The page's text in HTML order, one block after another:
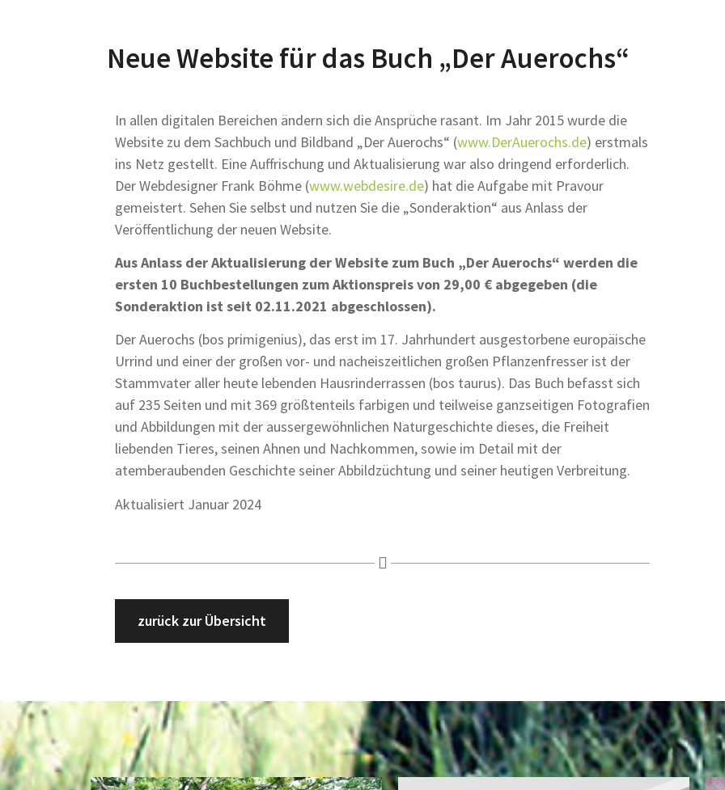
Neue Website für das Buch „Der Auerochs“
In allen digitalen Bereichen ändern sich die Ansprüche rasant. Im Jahr 2015 wurde die
Website zu dem Sachbuch und Bildband „Der Auerochs“ (www.DerAuerochs.de) erstmals
ins Netz gestellt. Eine Auffrischung und Aktualisierung war also dringend erforderlich.
Der Webdesigner Frank Böhme (www.webdesire.de) hat die Aufgabe mit Pravour
gemeistert. Sehen Sie selbst und nutzen Sie die „Sonderaktion“ aus Anlass der
Veröffentlichung der neuen Website.
Aus Anlass der Aktualisierung der Website zum Buch „Der Auerochs“ werden die
ersten 10 Buchbestellungen zum Aktionspreis von 29,00 € abgegeben (die
Sonderaktion ist seit 02.11.2021 abgeschlossen).
Der Auerochs (bos primigenius), das erst im 17. Jahrhundert ausgestorbene europäische
Urrind und einer der großen vor- und nacheiszeitlichen großen Pflanzenfresser ist der
Stammvater aller heute lebenden Hausrinderrassen (bos taurus). Das Buch befasst sich
auf 235 Seiten und mit 369 größtenteils farbigen und teilweise ganzseitigen Fotografien
und Abbildungen mit der aussergewöhnlichen Naturgeschichte dieses, die Freiheit
liebenden Tieres, seinen Ahnen und Nachkommen, sowie im Detail mit der
atemberaubenden Geschichte seiner Abbildzüchtung und seiner heutigen Verbreitung.
Aktualisiert Januar 2024
zurück zur Übersicht